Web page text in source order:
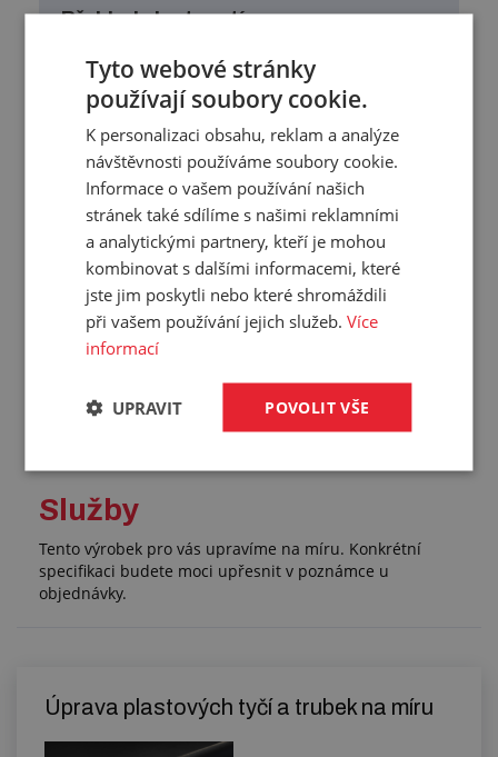
Přehled vlastností
Průměr D:
4 mm
Reálný průměr:
4-4,03 mm
Délka:
1000 mm
Tvrdost:
51 °ShD
Tažnost:
200 %
Pružnost v tahu:
20 MPa
Materiál:
PTFE
Pracovní teplota:
-200/+250 °C
Barva:
bílá
Hmotnost:
Služby
Tento výrobek pro vás upravíme na míru. Konkrétní
specifikaci budete moci upřesnit v poznámce u
objednávky.
Úprava plastových tyčí a trubek na míru
Tyto webové stránky
používají soubory cookie.
K personalizaci obsahu, reklam a analýze
návštěvnosti používáme soubory cookie.
Informace o vašem používání našich
stránek také sdílíme s našimi reklamními
a analytickými partnery, kteří je mohou
kombinovat s dalšími informacemi, které
jste jim poskytli nebo které shromáždili
při vašem používání jejich služeb.Více
informací
POVOLIT VŠE
UPRAVIT